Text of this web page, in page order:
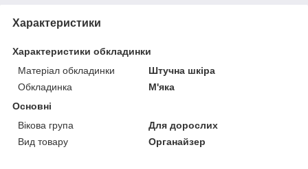
Характеристики
Характеристики обкладинки
Матеріал обкладинки
Штучна шкіра
Обкладинка
М'яка
Основні
Вікова група
Для дорослих
Вид товару
Органайзер